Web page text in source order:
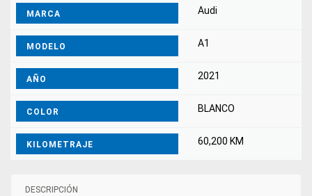
MARCA Audi
MODELO A1
AÑO 2021
COLOR BLANCO
KILOMETRAJE 60,200 KM
DESCRIPCIÓN